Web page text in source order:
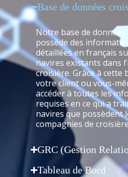
Base de données
Notre base de
possède des
détaillées en français
navires existants dans
croisière. Grâce à cette
votre client ou vous-
accéder à toutes les
requises en ce qui a
navires que possèdent
compagnies de
GRC (Gestion
Tableau de Bord